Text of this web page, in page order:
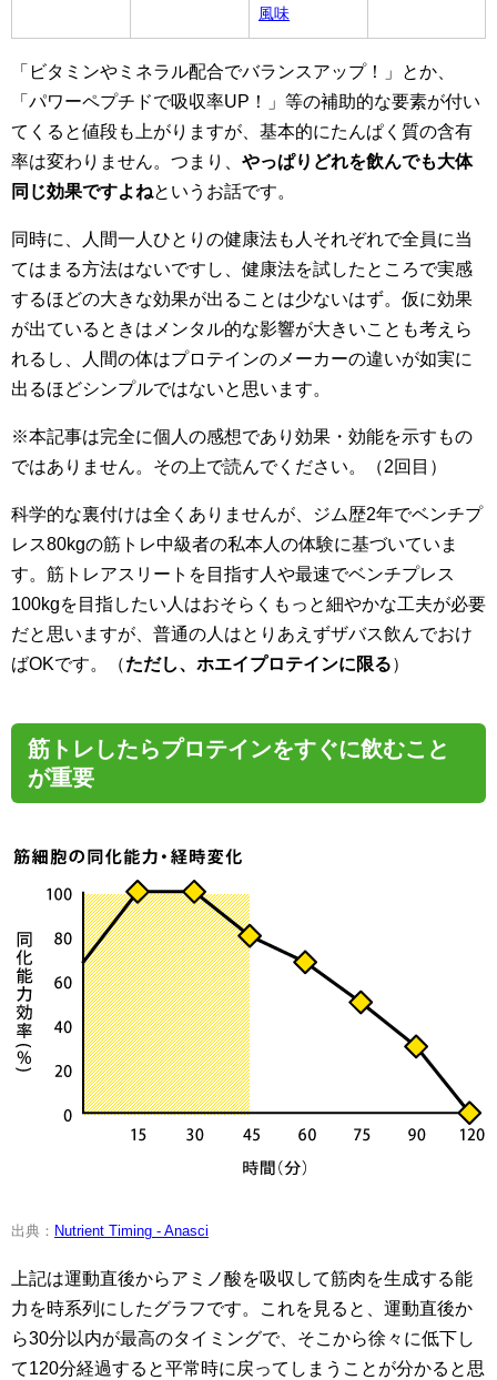
風味
「ビタミンやミネラル配合でバランスアップ！」とか、
「パワーペプチドで吸収率UP！」等の補助的な要素が付い
てくると値段も上がりますが、基本的にたんぱく質の含有
率は変わりません。つまり、 やっぱりどれを飲んでも大体
同じ効果ですよねというお話です。
同時に、人間一人ひとりの健康法も人それぞれで全員に当
てはまる方法はないですし、健康法を試したところで実感
するほどの大きな効果が出ることは少ないはず。仮に効果
が出ているときはメンタル的な影響が大きいことも考えら
れるし、人間の体はプロテインのメーカーの違いが如実に
出るほどシンプルではないと思います。
※本記事は完全に個人の感想であり効果・効能を示すもの
ではありません。その上で読んでください。（2回目）
科学的な裏付けは全くありませんが、ジム歴2年でベンチプ
レス80kgの筋トレ中級者の私本人の体験に基づいていま
す。筋トレアスリートを目指す人や最速でベンチプレス
100kgを目指したい人はおそらくもっと細やかな工夫が必要
だと思いますが、普通の人はとりあえずザバス飲んでおけ
ばOKです。（ただし、ホエイプロテインに限る）
筋トレしたらプロテインをすぐに飲むこと
が重要
出典： Nutrient Timing - Anasci
上記は運動直後からアミノ酸を吸収して筋肉を生成する能
力を時系列にしたグラフです。これを見ると、運動直後か
ら30分以内が最高のタイミングで、そこから徐々に低下し
て120分経過すると平常時に戻ってしまうことが分かると思